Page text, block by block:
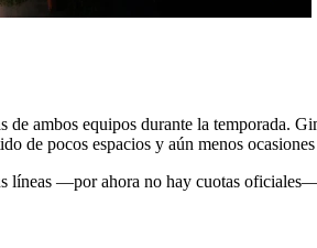
ambos equipos durante la temporada.
de pocos espacios y aún menos ocasiones
líneas —por ahora no hay cuotas